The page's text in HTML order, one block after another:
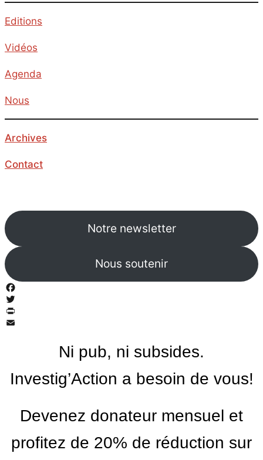
Editions
Vidéos
Agenda
Nous
Archives
Contact
Notre newsletter
Nous soutenir
Facebook
Twitter
PrintFriendly
Ni pub, ni subsides.
Investig’Action a besoin de vous!
Devenez donateur mensuel et
profitez de 20% de réduction sur